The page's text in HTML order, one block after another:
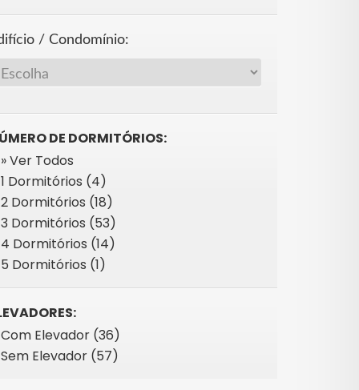
/ Condomínio:
DE DORMITÓRIOS:
» Ver Todos
1 Dormitórios (4)
2 Dormitórios (18)
3 Dormitórios (53)
4 Dormitórios (14)
5 Dormitórios (1)
Com Elevador (36)
Sem Elevador (57)